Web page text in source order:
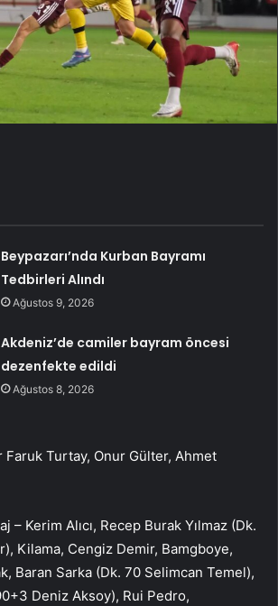
Beypazarı’nda Kurban Bayramı
Tedbirleri Alındı
Ağustos 9, 2026
Akdeniz’de camiler bayram öncesi
dezenfekte edildi
Ağustos 8, 2026
Faruk Turtay, Onur Gülter, Ahmet
– Kerim Alıcı, Recep Burak Yılmaz (Dk.
Kilama, Cengiz Demir, Bamgboye,
Baran Sarka (Dk. 70 Selimcan Temel),
Deniz Aksoy), Rui Pedro,